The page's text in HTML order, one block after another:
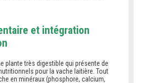
et intégration
plante très digestible qui présente de
pour la vache laitière. Tout
en minéraux (phosphore, calcium,